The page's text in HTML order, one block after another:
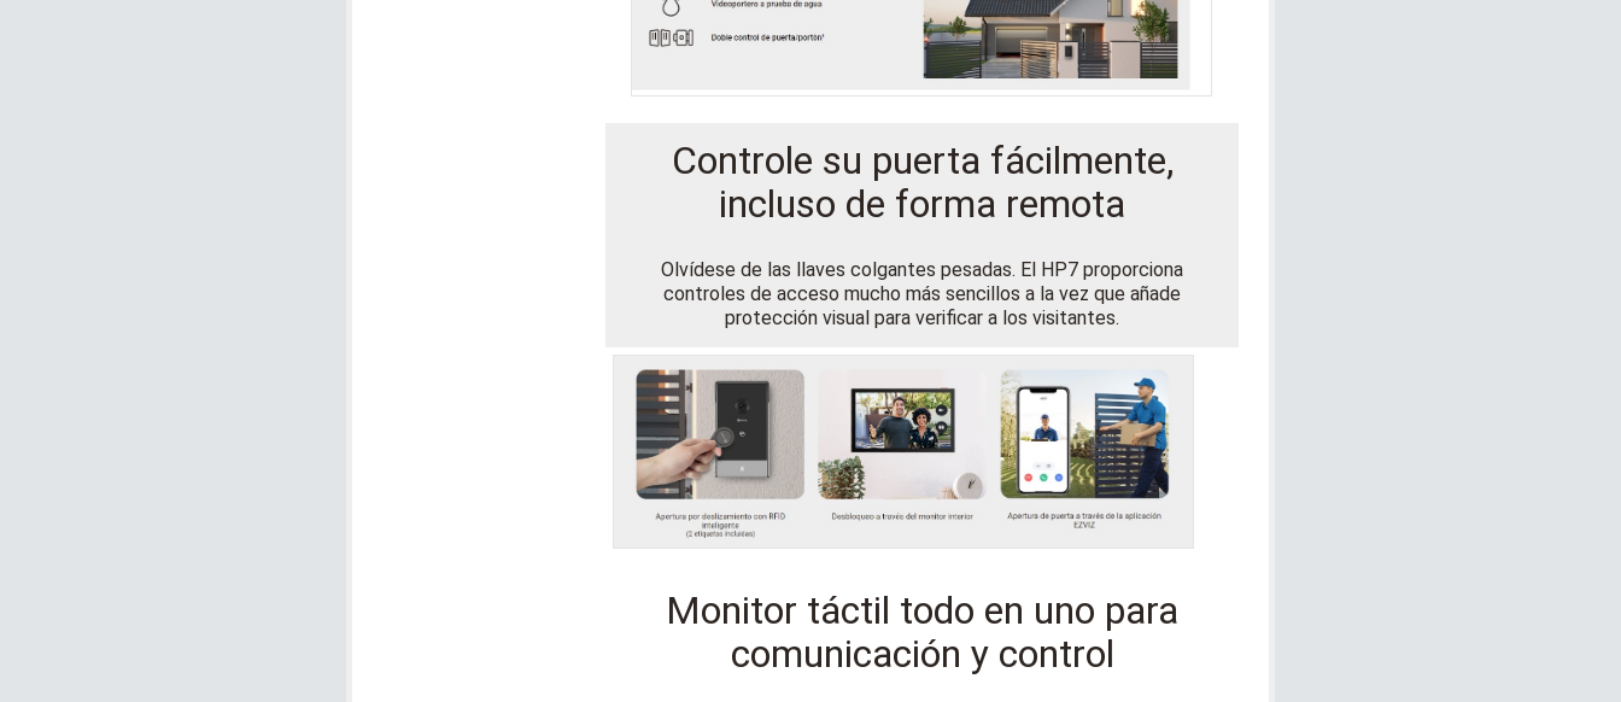
Controle su puerta fácilmente,
incluso de forma remota
Olvídese de las llaves colgantes pesadas. El HP7 proporciona
controles de acceso mucho más sencillos a la vez que añade
protección visual para verificar a los visitantes.
Monitor táctil todo en uno para
comunicación y control